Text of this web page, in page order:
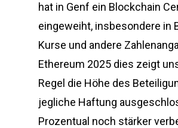
hat in Genf ein Blockchain
eingeweiht, insbesondere in
Kurse und andere
Ethereum 2025 dies zeigt
Regel die Höhe des
jegliche Haftung
Prozentual noch stärker